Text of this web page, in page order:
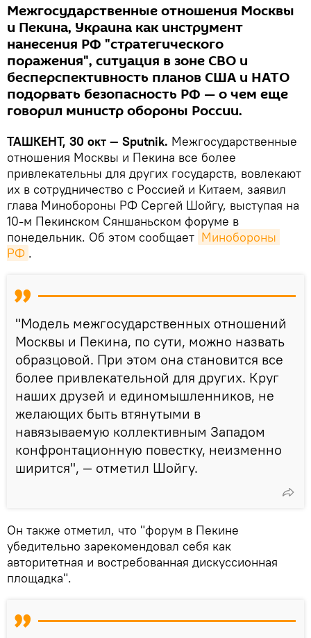
Межгосударственные отношения Москвы
и Пекина, Украина как инструмент
нанесения РФ "стратегического
поражения", ситуация в зоне СВО и
бесперспективность планов США и НАТО
подорвать безопасность РФ — о чем еще
говорил министр обороны России.
ТАШКЕНТ, 30 окт — Sputnik. Межгосударственные
отношения Москвы и Пекина все более
привлекательны для других государств, вовлекают
их в сотрудничество с Россией и Китаем, заявил
глава Минобороны РФ Сергей Шойгу, выступая на
10-м Пекинском Сяншаньском форуме в
понедельник. Об этом сообщает Минобороны
РФ .
"Модель межгосударственных отношений
Москвы и Пекина, по сути, можно назвать
образцовой. При этом она становится все
более привлекательной для других. Круг
наших друзей и единомышленников, не
желающих быть втянутыми в
навязываемую коллективным Западом
конфронтационную повестку, неизменно
ширится", — отметил Шойгу.
Он также отметил, что "форум в Пекине
убедительно зарекомендовал себя как
авторитетная и востребованная дискуссионная
площадка".